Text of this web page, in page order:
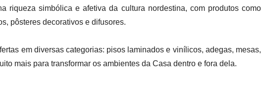
riqueza simbólica e afetiva da cultura nordestina, com produtos como
pôsteres decorativos e difusores.
em diversas categorias: pisos laminados e vinílicos, adegas, mesas,
mais para transformar os ambientes da Casa dentro e fora dela.